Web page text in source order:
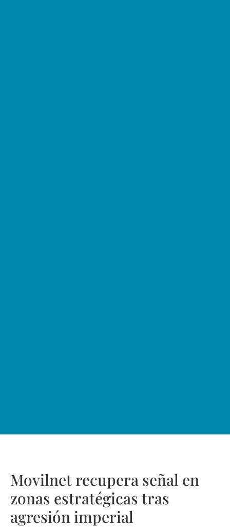
Movilnet recupera señal en
zonas estratégicas tras
agresión imperial